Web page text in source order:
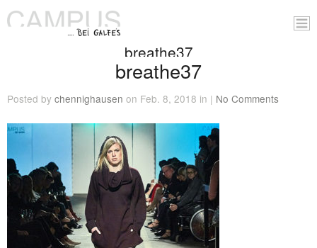
breathe37
breathe37
Posted by chennighausen on Feb. 8, 2018 in | No Comments